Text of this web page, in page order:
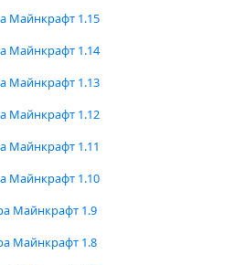
Майнкрафт 1.15
Майнкрафт 1.14
Майнкрафт 1.13
Майнкрафт 1.12
Майнкрафт 1.11
Майнкрафт 1.10
Майнкрафт 1.9
Майнкрафт 1.8